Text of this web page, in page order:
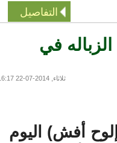
التفاصيل
في
ثلاثاء, 2014-07-22 16:17
أفش) اليوم